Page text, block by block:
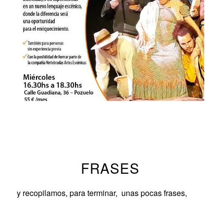
FRASES
y recopilamos, para terminar, unas pocas frases,